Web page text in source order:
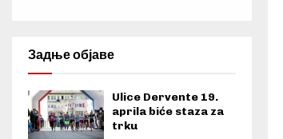
Задње објаве
Ulice Dervente 19.
aprila biće staza za
trku